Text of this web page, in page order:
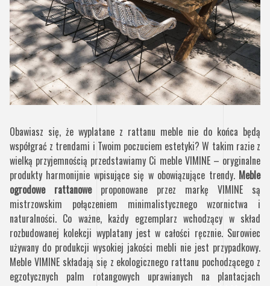
Obawiasz się, że wyplatane z rattanu meble nie do końca będą
współgrać z trendami i Twoim poczuciem estetyki? W takim razie z
wielką przyjemnością przedstawiamy Ci meble VIMINE – oryginalne
produkty harmonijnie wpisujące się w obowiązujące trendy. Meble
ogrodowe rattanoweproponowane przez markę VIMINE są
mistrzowskim połączeniem minimalistycznego wzornictwa i
naturalności. Co ważne, każdy egzemplarz wchodzący w skład
rozbudowanej kolekcji wyplatany jest w całości ręcznie. Surowiec
używany do produkcji wysokiej jakości mebli nie jest przypadkowy.
Meble VIMINE składają się z ekologicznego rattanu pochodzącego z
egzotycznych palm rotangowych uprawianych na plantacjach